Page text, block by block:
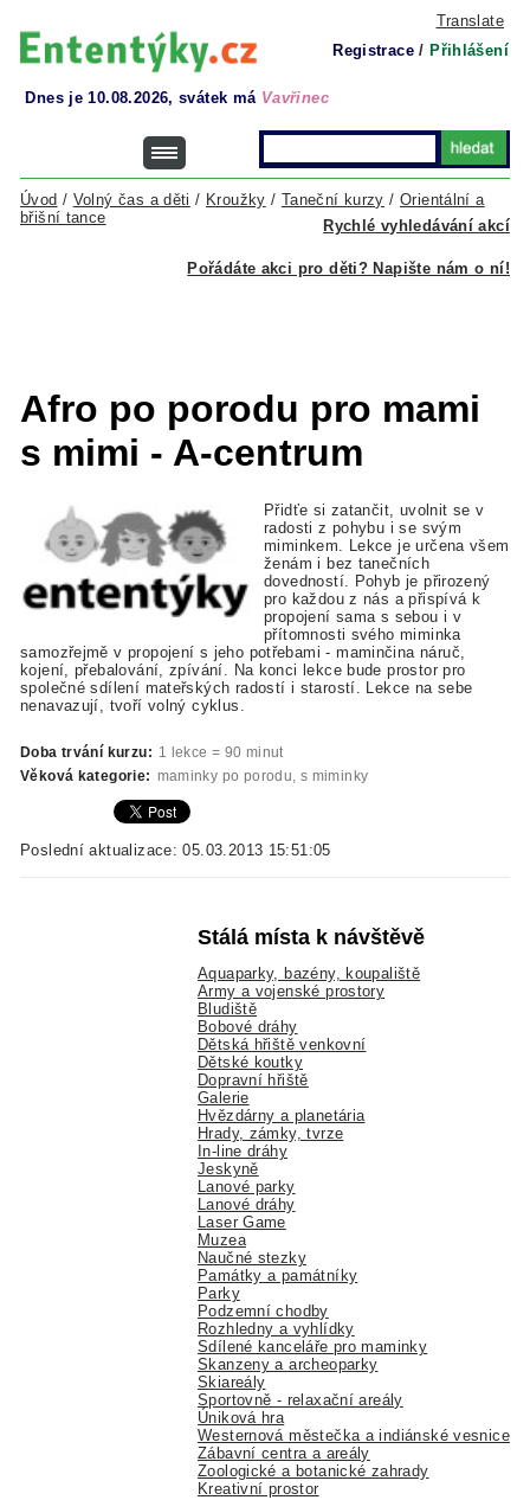
Translate
Registrace / Přihlášení
Dnes je 10.08.2026, svátek má Vavřinec
Rychlé vyhledávání akcí
Úvod / Volný čas a děti / Kroužky / Taneční kurzy /Orientální a
břišní tance
Pořádáte akci pro děti? Napište nám o ní!
Afro po porodu pro mami
s mimi - A-centrum
Přidťe si zatančit, uvolnit se v
radosti z pohybu i se svým
miminkem. Lekce je určena všem
ženám i bez tanečních
dovedností. Pohyb je přirozený
pro každou z nás a přispívá k
propojení sama s sebou i v
přítomnosti svého miminka
samozřejmě v propojení s jeho potřebami - maminčina náruč,
kojení, přebalování, zpívání. Na konci lekce bude prostor pro
společné sdílení mateřských radostí i starostí. Lekce na sebe
nenavazují, tvoří volný cyklus.
Doba trvání kurzu: 1 lekce = 90 minut
Věková kategorie: maminky po porodu, s miminky
Poslední aktualizace: 05.03.2013 15:51:05
Stálá místa k návštěvě
Aquaparky, bazény, koupaliště
Army a vojenské prostory
Bludiště
Bobové dráhy
Dětská hřiště venkovní
Dětské koutky
Dopravní hřiště
Galerie
Hvězdárny a planetária
Hrady, zámky, tvrze
In-line dráhy
Jeskyně
Lanové parky
Lanové dráhy
Laser Game
Muzea
Naučné stezky
Památky a památníky
Parky
Podzemní chodby
Rozhledny a vyhlídky
Sdílené kanceláře pro maminky
Skanzeny a archeoparky
Skiareály
Sportovně - relaxační areály
Úniková hra
Westernová městečka a indiánské vesnice
Zábavní centra a areály
Zoologické a botanické zahrady
Kreativní prostor